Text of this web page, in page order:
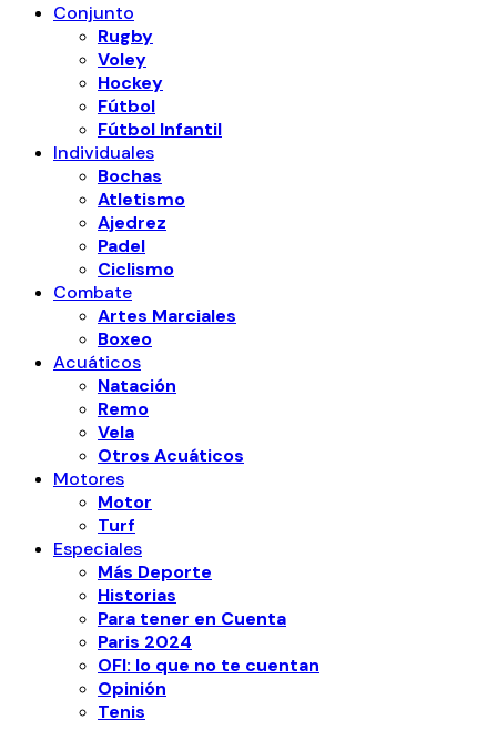
Conjunto
Rugby
Voley
Hockey
Fútbol
Fútbol Infantil
Individuales
Bochas
Atletismo
Ajedrez
Padel
Ciclismo
Combate
Artes Marciales
Boxeo
Acuáticos
Natación
Remo
Vela
Otros Acuáticos
Motores
Motor
Turf
Especiales
Más Deporte
Historias
Para tener en Cuenta
Paris 2024
OFI: lo que no te cuentan
Opinión
Tenis